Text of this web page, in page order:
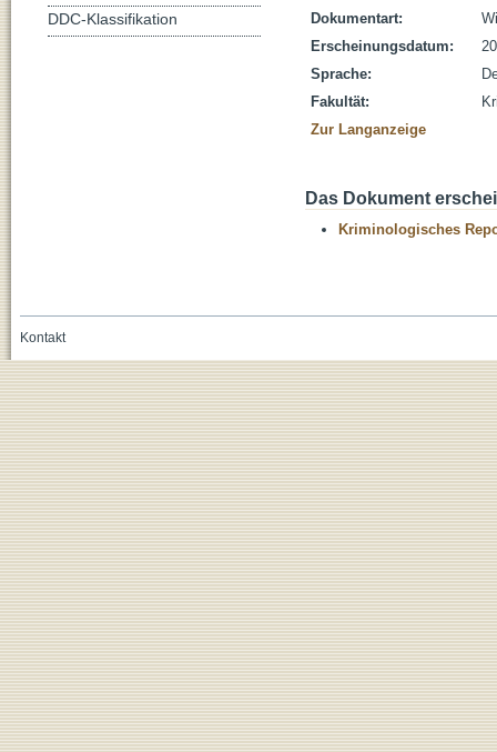
Dokumentart:
Erscheinungsdatum:
Sprache:
Fakultät:
Zur Langanzeige
Das Dokument
Kriminologisches
DDC-Klassifikation
Kontakt